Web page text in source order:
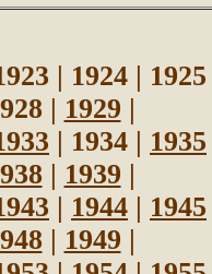
| 1924 |
| 1929 |
| 1934 | 1935
| 1939 |
| 1944 | 1945
| 1949 |